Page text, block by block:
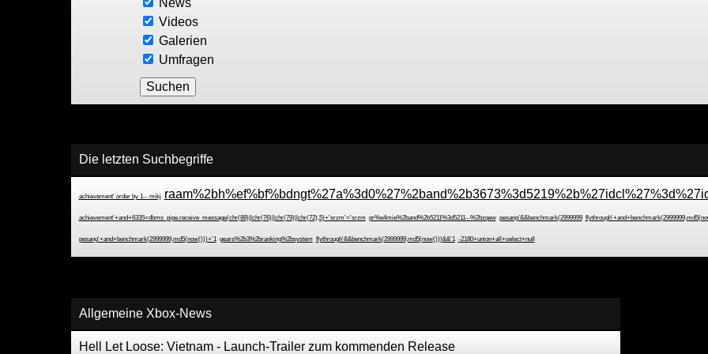
News
Videos
Galerien
Umfragen
Die letzten Suchbegriffe
achievement' order by 1-- mikj
achievement'+and+6335=dbms_pipe.receive_message(chr(88)||chr(76)||chr(79)||chr(72),5)+'srzm'='srzm pr%e4mie%2band%2b5211%3d5211--%2bzqew pesang'&&benchmark(2999999
pesang'+and+benchmark(2999999,md5(now()))+'1 gears%2b3%2branking%2bsystem flythrough'&&benchmark(2999999,md5(now()))&&'1 -2180+union+all+select+null
Allgemeine Xbox-News
Hell Let Loose: Vietnam - Launch-Trailer zum kommenden Release